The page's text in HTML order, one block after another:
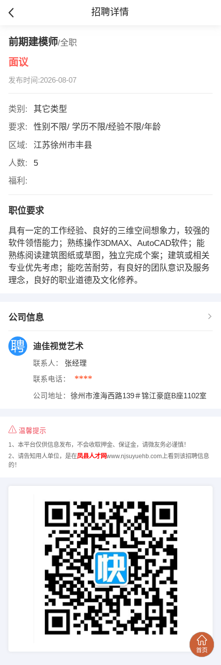
招聘详情
前期建模师/全职
面议
发布时间:2026-08-07
类别:
其它类型
要求:
性别不限/ 学历不限/经验不限/年龄
区域:
江苏徐州市丰县
人数:
5
福利:
职位要求
具有一定的工作经验、良好的三维空间想象力，较强的
软件领悟能力；熟练操作3DMAX、AutoCAD软件；能
熟练阅读建筑图纸或草图，独立完成个案；建筑或相关
专业优先考虑；能吃苦耐劳，有良好的团队意识及服务
理念，良好的职业道德及文化修养。
公司信息
迪佳视觉艺术
联系人： 张经理
联系电话： ****
公司地址： 徐州市淮海西路139＃锦江豪庭B座1102室
温馨提示
1、本平台仅供信息发布，不会收取押金、保证金，请微友务必谨慎！
2、请告知用人单位，是在凤县人才网www.njsuyuehb.com上看到该招聘信息
的！